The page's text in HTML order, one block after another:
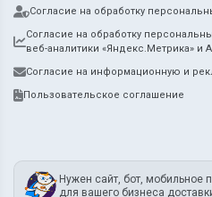
Согласие на обработку
Согласие на обработку
веб-аналитики «Яндекс.Метрика» и
Согласие на информационную и
Пользовательское соглашение
Нужен сайт, бот, мобильное
для вашего бизнеса